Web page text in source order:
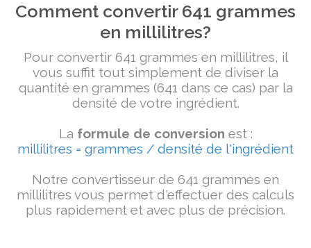
Comment convertir 641 grammes
en millilitres?
Pour convertir 641 grammes en millilitres, il
vous suffit tout simplement de diviser la
quantité en grammes (641 dans ce cas) par la
densité de votre ingrédient.
La formule de conversion est :
millilitres = grammes / densité de l'ingrédient
Notre convertisseur de 641 grammes en
millilitres vous permet d'effectuer des calculs
plus rapidement et avec plus de précision.